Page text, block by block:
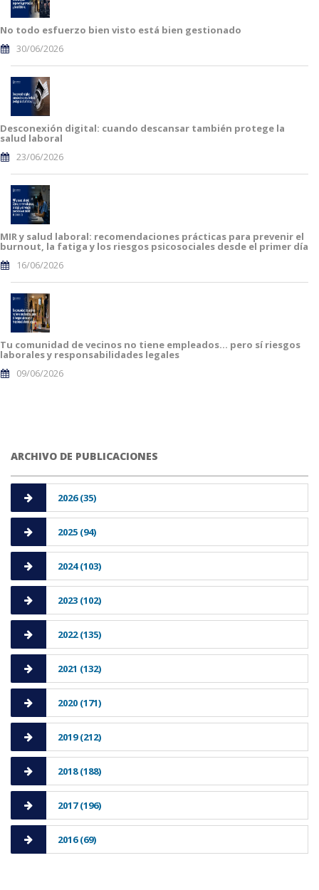
No todo esfuerzo bien visto está bien gestionado
30/06/2026
Desconexión digital: cuando descansar también protege la
salud laboral
23/06/2026
MIR y salud laboral: recomendaciones prácticas para prevenir el
burnout, la fatiga y los riesgos psicosociales desde el primer día
16/06/2026
Tu comunidad de vecinos no tiene empleados… pero sí riesgos
laborales y responsabilidades legales
09/06/2026
ARCHIVO DE PUBLICACIONES
2026 (35)
2025 (94)
2024 (103)
2023 (102)
2022 (135)
2021 (132)
2020 (171)
2019 (212)
2018 (188)
2017 (196)
2016 (69)